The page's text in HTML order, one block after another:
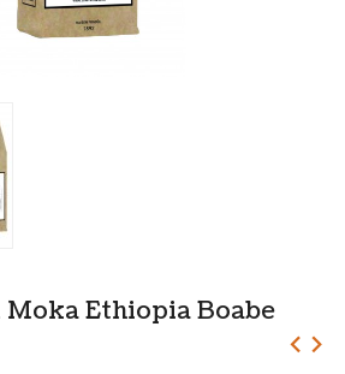
Moka Ethiopia Boabe